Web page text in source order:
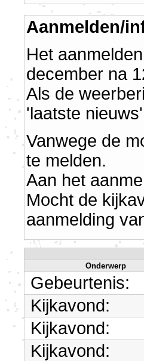
Aanmelden/
Het
december na
Als de
'laatste
Vanwege de
te melden.
Aan het
Mocht de
aanmelding
Onderwerp
Gebeurtenis:
Kijkavond:
Kijkavond:
Kijkavond: